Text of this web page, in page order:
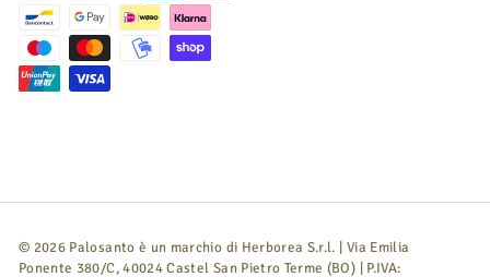
© 2026 Palosanto è un marchio di Herborea S.r.l. | Via Emilia
Ponente 380/C, 40024 Castel San Pietro Terme (BO) | P.IVA: